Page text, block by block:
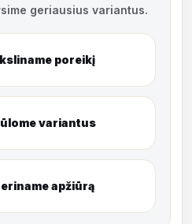
geriausius variantus.
poreikį
variantus
apžiūrą